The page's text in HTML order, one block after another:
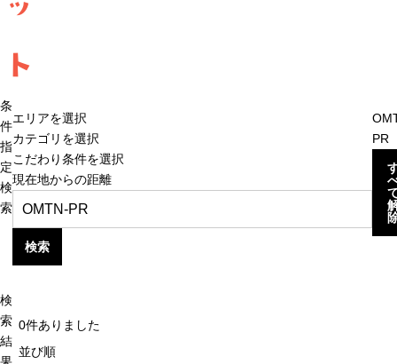
ト
条
件
指
定
検
索
エリアを選択
カテゴリを選択
こだわり条件を選択
現在地からの距離
検索
PR
検
索
結
0件ありました
並び順